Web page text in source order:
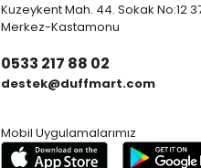
Kuzeykent Mah. 44. Sokak No:12
Merkez-Kastamonu
0533 217 88 02
destek@duffmart.com
Mobil Uygulamalarımız